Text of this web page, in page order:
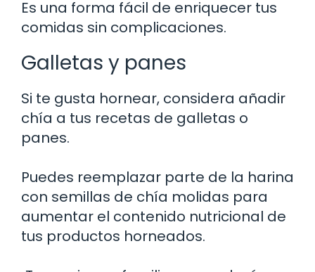
Es una forma fácil de enriquecer tus
comidas sin complicaciones.
Galletas y panes
Si te gusta hornear, considera añadir
chía a tus recetas de galletas o
panes.
Puedes reemplazar parte de la harina
con semillas de chía molidas para
aumentar el contenido nutricional de
tus productos horneados.